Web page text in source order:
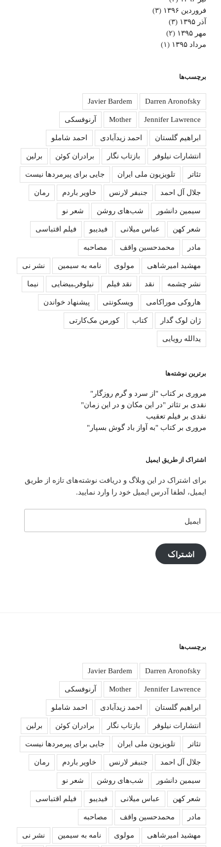
فروردین ۱۳۹۶
(۳)
آذر ۱۳۹۵
(۳)
مهر ۱۳۹۵
(۲)
مرداد ۱۳۹۵
(۱)
برچسب‌ها
Darren Aronofsky
Javier Bardem
Jennifer Lawrence
Mother آرنوفسکی
ابراهیم گلستان احمد زیدآبادی احمد شاملو
انتشارات نیلوفر بازتاب نگار برادران کوئن برلین
تئاتر تلویزیون ملی ایران جایی برای پیرمردها نیست
جلال آل احمد جنبفر لارنس خاویر باردم رمان
سیمین دانشور شب‌های روشن شعر نو
شعر کهن عباس میلانی فیدیبو فیلم اقتباسی
مادر محمدحسین واقف مصاحبه
مهشید امیرشاهی مولوی نامه به سیمین نشر نی
نشر چشمه نقد نقد فیلم نیلوفرـبیضایی نیما
هاروکی موراکامی ویسکونتی پیشنهاد خواندن
ژان لوک گدار کتاب کورمن مک‌کارتی
یدالله رویایی
برترین نوشته‌ها
مروری بر کتاب "از سرد و گرم روزگار"
نقدی بر تئاتر "در این مکان و در این زمان"
نقدی بر فیلم تعقیب
مروری بر کتاب "به آواز باد گوش بسپار"
اشتراک از طریق ایمیل
برای اشتراک در این وبلاگ و دریافت نوشته‌های تازه از طریق
ایمیل، لطفا آدرس ایمیل خود را وارد نمایید.
اشتراک
برچسب‌ها
Darren Aronofsky
Javier Bardem
Jennifer Lawrence
Mother آرنوفسکی
ابراهیم گلستان احمد زیدآبادی احمد شاملو
انتشارات نیلوفر بازتاب نگار برادران کوئن برلین
تئاتر تلویزیون ملی ایران جایی برای پیرمردها نیست
جلال آل احمد جنبفر لارنس خاویر باردم رمان
سیمین دانشور شب‌های روشن شعر نو
شعر کهن عباس میلانی فیدیبو فیلم اقتباسی
مادر محمدحسین واقف مصاحبه
مهشید امیرشاهی مولوی نامه به سیمین نشر نی